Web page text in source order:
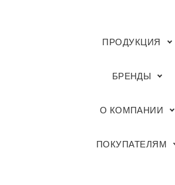
ПРОДУКЦИЯ
БРЕНДЫ
О КОМПАНИИ
ПОКУПАТЕЛЯМ